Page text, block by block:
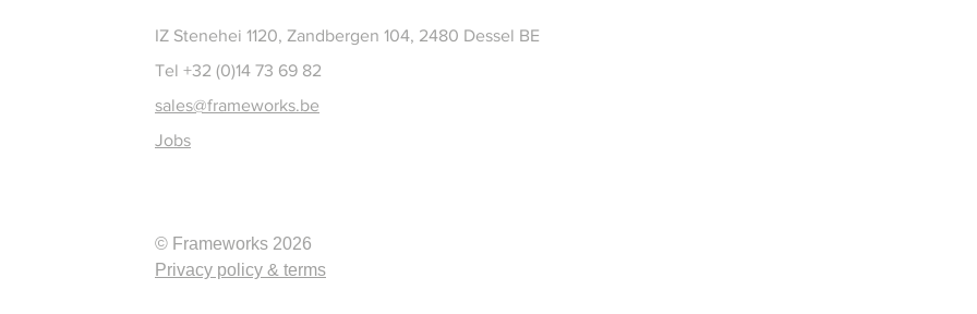
IZ Stenehei 1120, Zandbergen 104, 2480 Dessel BE
Tel +32 (0)14 73 69 82
sales@frameworks.be
Jobs
© Frameworks 2026
Privacy policy & terms